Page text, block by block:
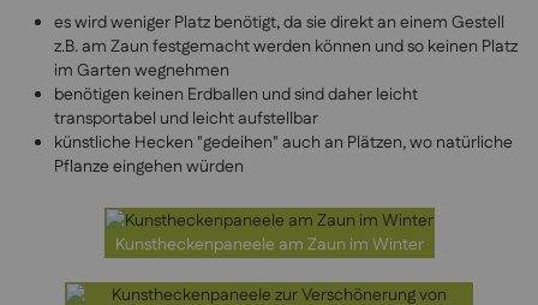
es wird weniger Platz benötigt, da sie direkt an einem Gestell
z.B. am Zaun festgemacht werden können und so keinen Platz
im Garten wegnehmen
benötigen keinen Erdballen und sind daher leicht
transportabel und leicht aufstellbar
künstliche Hecken "gedeihen" auch an Plätzen, wo natürliche
Pflanze eingehen würden
Kunstheckenpaneele am Zaun im Winter